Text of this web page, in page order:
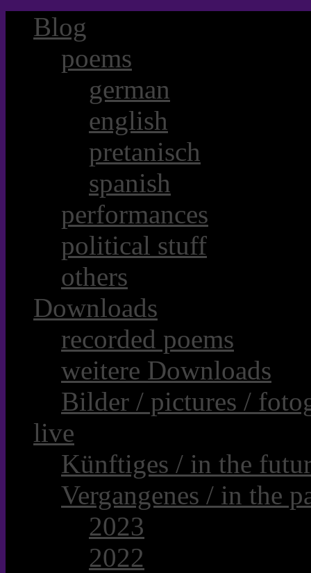
Blog
poems
german
english
pretanisch
spanish
performances
political stuff
others
Downloads
recorded poems
weitere Downloads
Bilder / pictures /
live
Künftiges / in the
Vergangenes / in the
2023
2022